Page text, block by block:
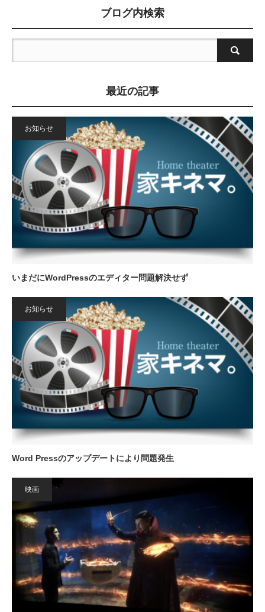
ブログ内検索
最近の記事
お知らせ
いまだにWordPressのエディター問題解決せず
お知らせ
Word Pressのアップデートにより問題発生
映画